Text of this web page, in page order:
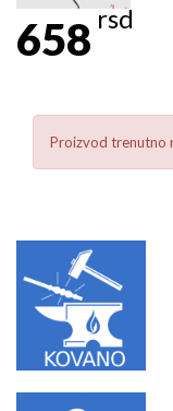
658rsd
Proizvod trenutno